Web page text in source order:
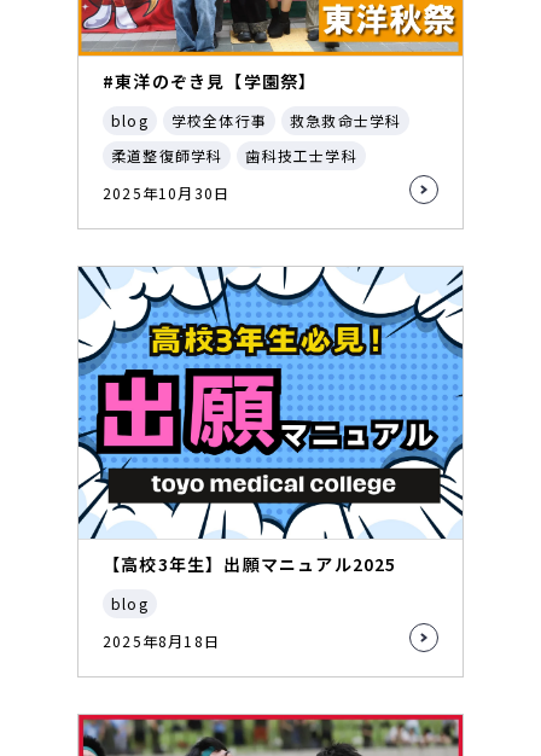
#東洋のぞき見【学園祭】
blog 学校全体行事
救急救命士学科
柔道整復師学科
歯科技工士学科
2025年10月30日
【高校3年生】出願マニュアル2025
blog
2025年8月18日